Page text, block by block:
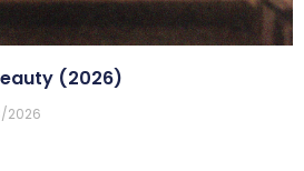
(2026)
2026